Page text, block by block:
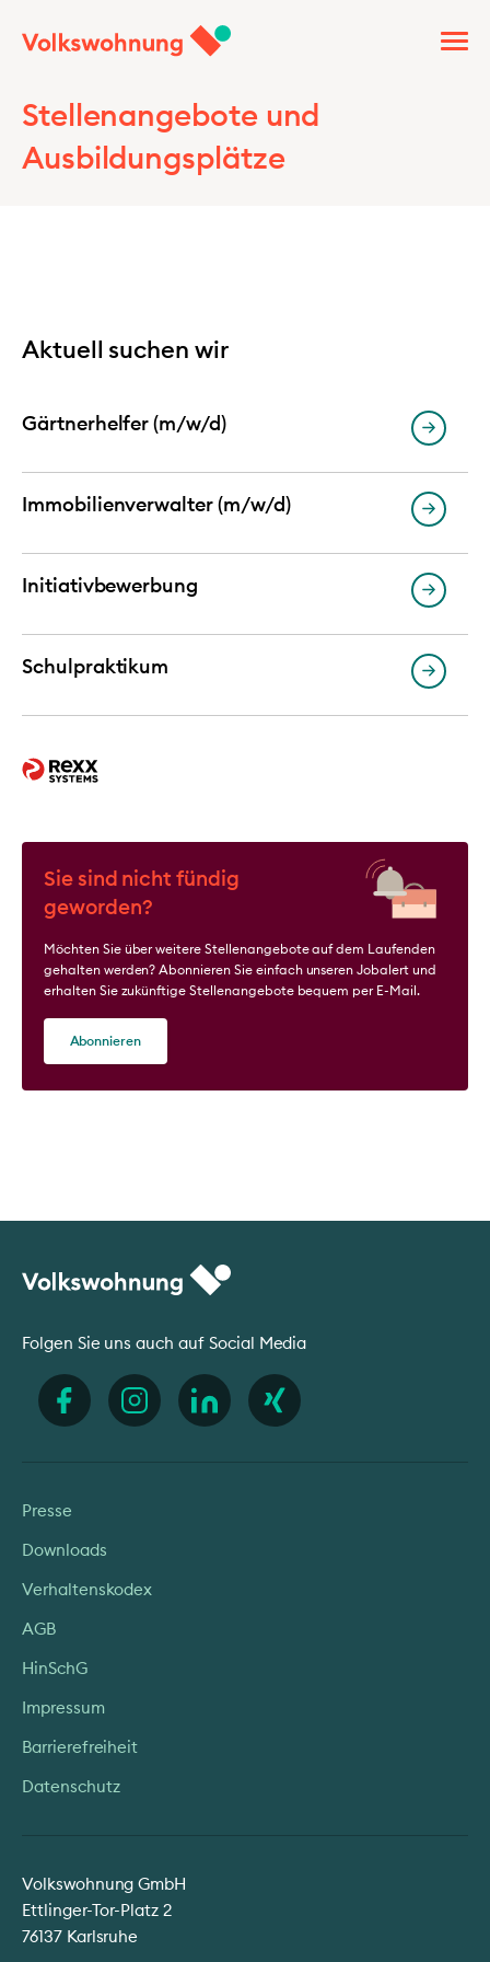
Stellenangebote und
Ausbildungsplätze
Aktuell suchen wir
Gärtnerhelfer (m/w/d)
Immobilienverwalter (m/w/d)
Initiativbewerbung
Schulpraktikum
Sie sind nicht fündig
geworden?
Möchten Sie über weitere Stellenangebote auf dem Laufenden
gehalten werden? Abonnieren Sie einfach unseren Jobalert und
erhalten Sie zukünftige Stellenangebote bequem per E-Mail.
Abonnieren
Volkswohnung GmbH
Ettlinger-Tor-Platz 2
76137 Karlsruhe
Folgen Sie uns auch auf Social Media
Presse
Downloads
Verhaltenskodex
AGB
HinSchG
Impressum
Barrierefreiheit
Datenschutz